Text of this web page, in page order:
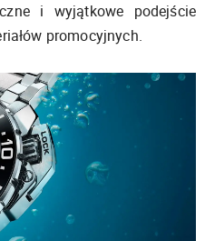
i wyjątkowe podejście
promocyjnych.